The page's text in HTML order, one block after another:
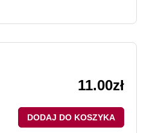
11.00zł
DODAJ DO KOSZYKA